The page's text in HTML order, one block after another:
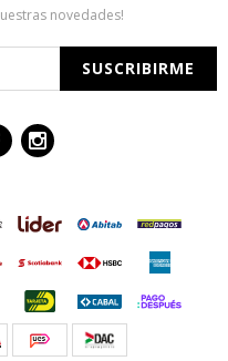
novedades!
SUSCRIBIRME
